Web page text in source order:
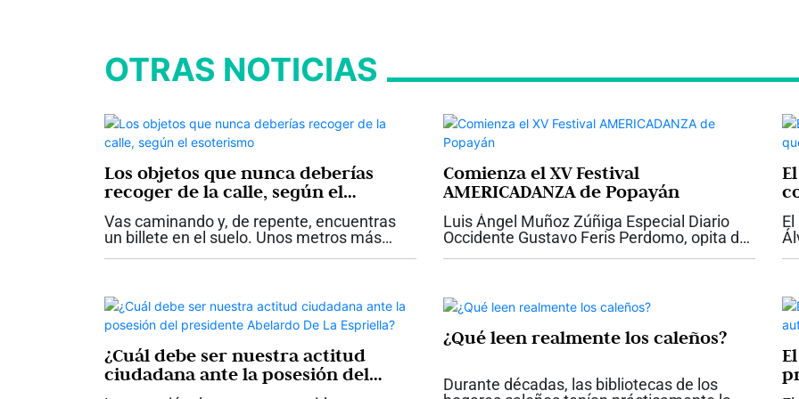
OTRAS NOTICIAS
Los objetos que nunca deberías
recoger de la calle, según el
esoterismo
Vas caminando y, de repente, encuentras
un billete en el suelo. Unos metros más
perfecto estado...
Comienza el XV Festival
AMERICADANZA de Popayán
Luis Ángel Muñoz Zúñiga Especial Diario
Occidente Gustavo Feris Perdomo, opita de
¿Cuál debe ser nuestra actitud
ciudadana ante la posesión del
presidente Abelardo De La Espriella?
¿Qué leen realmente los caleños?
Durante décadas, las bibliotecas de los